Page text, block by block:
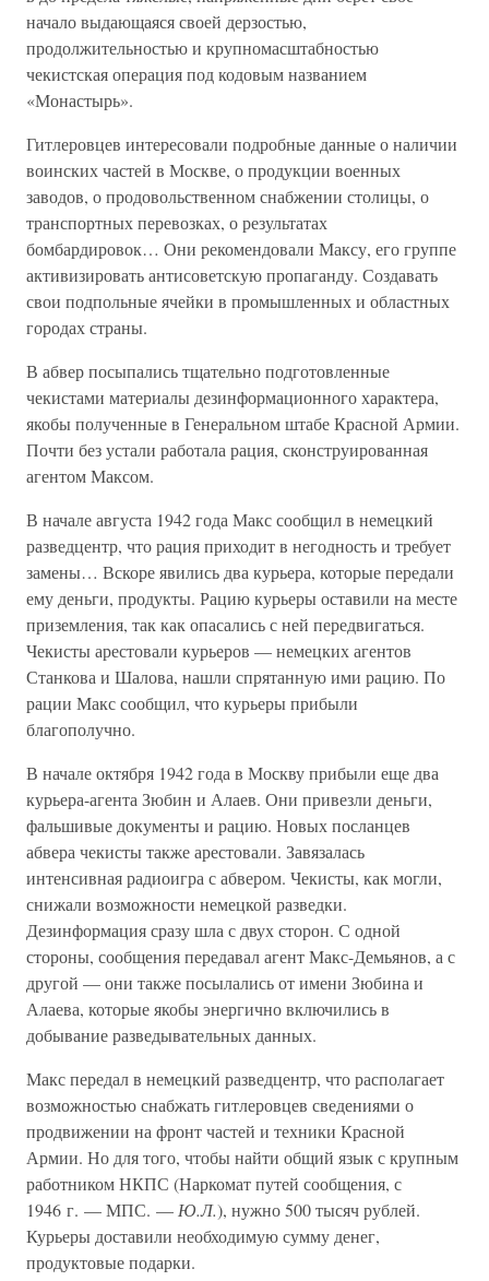
начало выдающаяся своей дерзостью,
продолжительностью и крупномасштабностью
чекистская операция под кодовым названием
«Монастырь».
Гитлеровцев интересовали подробные данные о наличии
воинских частей в Москве, о продукции военных
заводов, о продовольственном снабжении столицы, о
транспортных перевозках, о результатах
бомбардировок… Они рекомендовали Максу, его группе
активизировать антисоветскую пропаганду. Создавать
свои подпольные ячейки в промышленных и областных
городах страны.
В абвер посыпались тщательно подготовленные
чекистами материалы дезинформационного характера,
якобы полученные в Генеральном штабе Красной Армии.
Почти без устали работала рация, сконструированная
агентом Максом.
В начале августа 1942 года Макс сообщил в немецкий
разведцентр, что рация приходит в негодность и требует
замены… Вскоре явились два курьера, которые передали
ему деньги, продукты. Рацию курьеры оставили на месте
приземления, так как опасались с ней передвигаться.
Чекисты арестовали курьеров — немецких агентов
Станкова и Шалова, нашли спрятанную ими рацию. По
рации Макс сообщил, что курьеры прибыли
благополучно.
В начале октября 1942 года в Москву прибыли еще два
курьера-агента Зюбин и Алаев. Они привезли деньги,
фальшивые документы и рацию. Новых посланцев
абвера чекисты также арестовали. Завязалась
интенсивная радиоигра с абвером. Чекисты, как могли,
снижали возможности немецкой разведки.
Дезинформация сразу шла с двух сторон. С одной
стороны, сообщения передавал агент Макс-Демьянов, а с
другой — они также посылались от имени Зюбина и
Алаева, которые якобы энергично включились в
добывание разведывательных данных.
Макс передал в немецкий разведцентр, что располагает
возможностью снабжать гитлеровцев сведениями о
продвижении на фронт частей и техники Красной
Армии. Но для того, чтобы найти общий язык с крупным
работником НКПС (Наркомат путей сообщения, с
1946 г. — МПС. — Ю.Л.), нужно 500 тысяч рублей.
Курьеры доставили необходимую сумму денег,
продуктовые подарки.